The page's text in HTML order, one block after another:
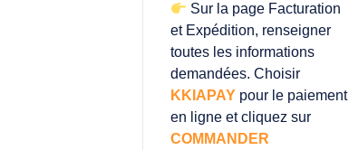
Sur la page Facturation
et Expédition, renseigner
toutes les informations
demandées. Choisir
KKIAPAY pour le paiement
en ligne et cliquez sur
COMMANDER